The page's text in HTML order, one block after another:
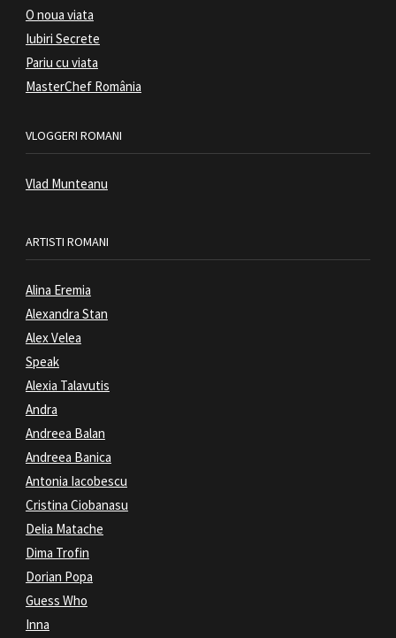
O noua viata
Iubiri Secrete
Pariu cu viata
MasterChef România
VLOGGERI ROMANI
Vlad Munteanu
ARTISTI ROMANI
Alina Eremia
Alexandra Stan
Alex Velea
Speak
Alexia Talavutis
Andra
Andreea Balan
Andreea Banica
Antonia Iacobescu
Cristina Ciobanasu
Delia Matache
Dima Trofin
Dorian Popa
Guess Who
Inna